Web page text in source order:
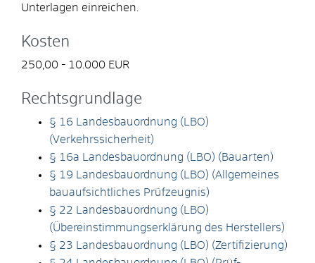
Unterlagen einreichen.
Kosten
250,00 - 10.000 EUR
Rechtsgrundlage
§ 16 Landesbauordnung (LBO)
(Verkehrssicherheit)
§ 16a Landesbauordnung (LBO) (Bauarten)
§ 19 Landesbauordnung (LBO) (Allgemeines
bauaufsichtliches Prüfzeugnis)
§ 22 Landesbauordnung (LBO)
(Übereinstimmungserklärung des Herstellers)
§ 23 Landesbauordnung (LBO) (Zertifizierung)